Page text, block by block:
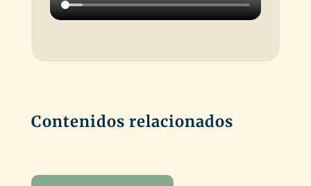
Contenidos relacionados